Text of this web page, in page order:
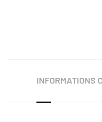
INFORMATIONS